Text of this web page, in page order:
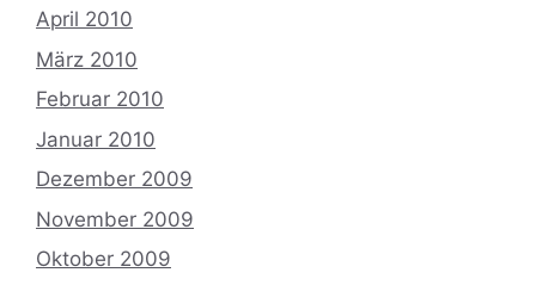
April 2010
März 2010
Februar 2010
Januar 2010
Dezember 2009
November 2009
Oktober 2009